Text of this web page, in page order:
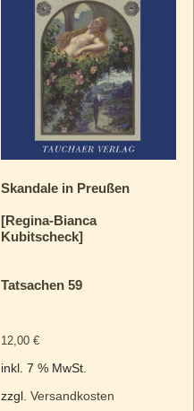
Skandale in Preußen
[Regina-Bianca
Kubitscheck]
Tatsachen 59
12,00€
inkl. 7 % MwSt.
zzgl.Versandkosten